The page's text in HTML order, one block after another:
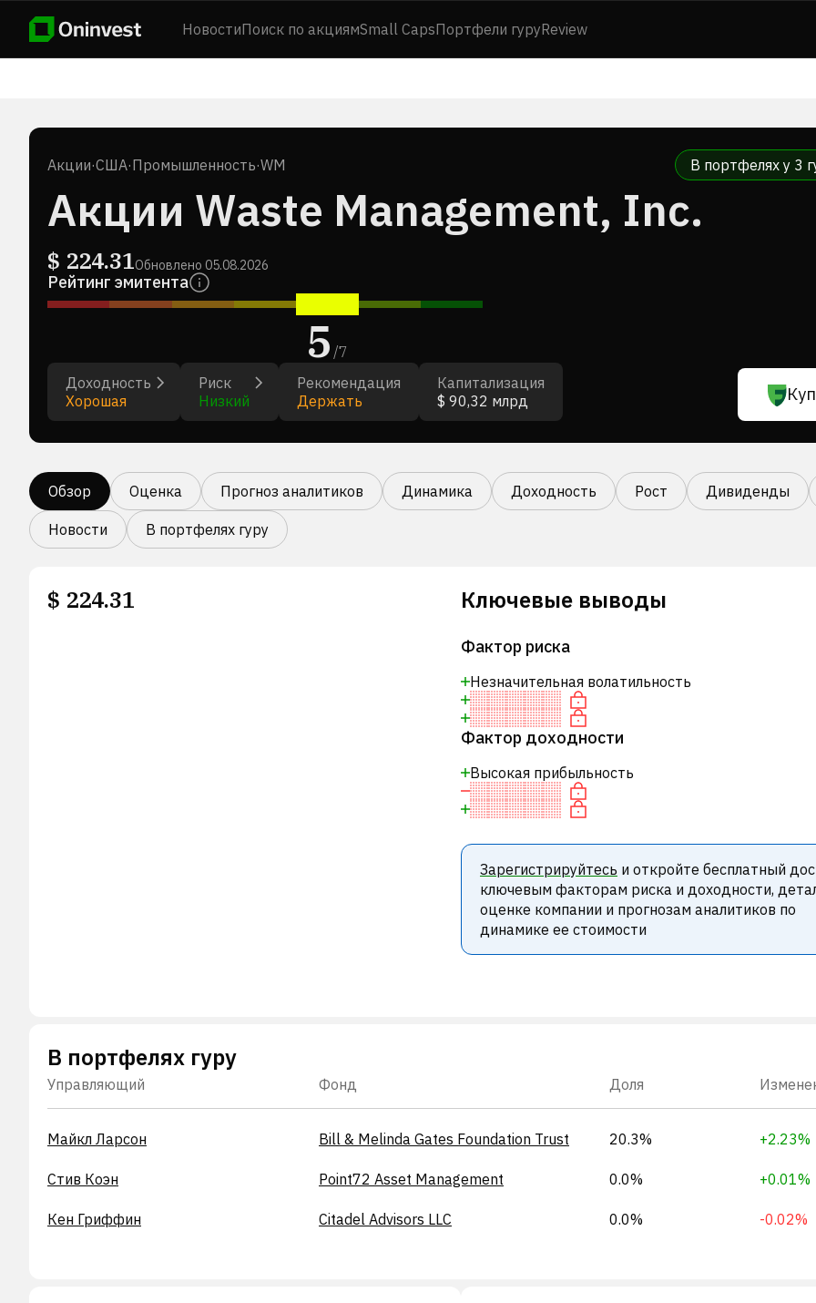
НовостиПоиск по акциямSmall CapsПортфели гуруReview
Акции·США·Промышленность·WM В портфелях у 3
Акции Waste Management, Inc.
$ 224.31Обновлено 05.08.2026
Рейтинг эмитента
5 /7
Доходность
Хорошая
Риск
Низкий
Рекомендация
Держать
Капитализация
$ 90,32 млрд
Обзор Оценка Прогноз аналитиков Динамика Доходность Рост Дивиденды
Новости В портфелях гуру
$ 224.31 Ключевые выводы
Фактор риска
Незначительная волатильность
Фактор доходности
Высокая прибыльность
Зарегистрируйтесь и откройте бесплатный
ключевым факторам риска и доходности,
оценке компании и прогнозам аналитиков по
динамике ее стоимости
В портфелях гуру
Управляющий Фонд Доля
Майкл Ларсон Bill & Melinda Gates Foundation Trust 20.3% +2.23%
Стив Коэн Point72 Asset Management 0.0% +0.01%
Кен Гриффин Citadel Advisors LLC 0.0% -0.02%